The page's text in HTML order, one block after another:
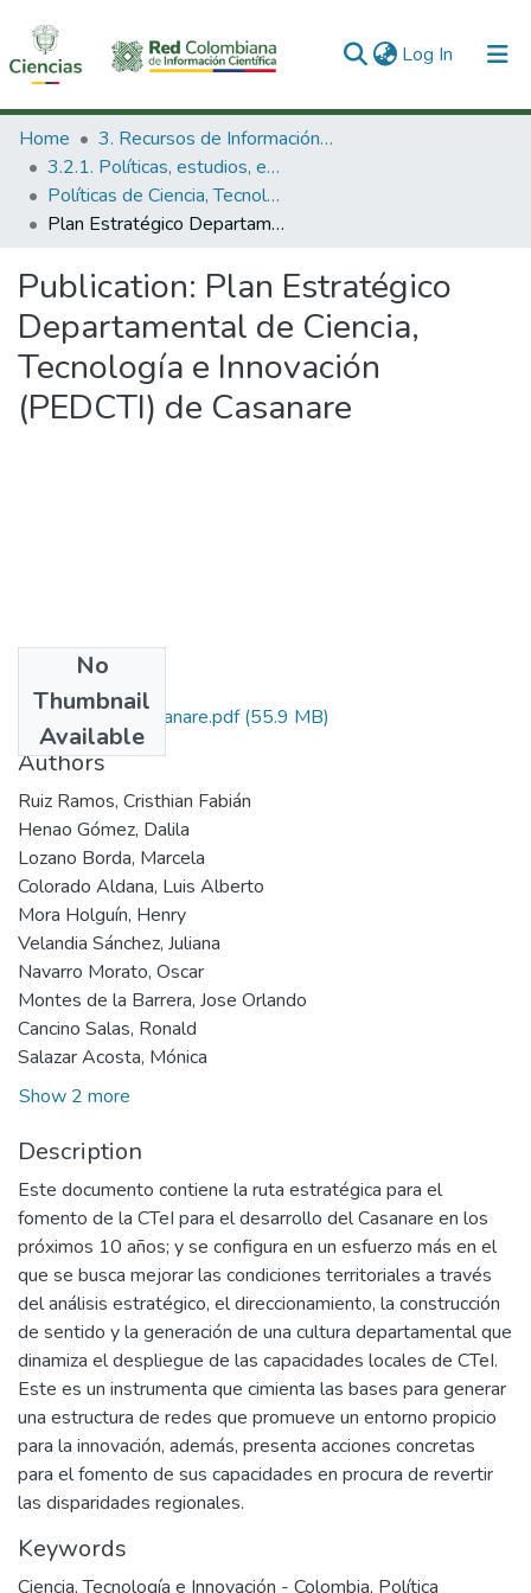
Log In (current)
Communities & Collections
All of DSpace
Statistics
Home
3. Recursos de Información Científica y Tecnológica
3.2.1. Políticas, estudios, evaluaciones e indicadores de CTeI
Políticas de Ciencia, Tecnología e Innovación
Plan Estratégico Departamental de Ciencia, Tecnología e Innovación (PEDCTI) de Casanare
Publication: Plan Estratégico
Departamental de Ciencia,
Tecnología e Innovación
(PEDCTI) de Casanare
No
Thumbnail
Available
232. PEDCTI Casanare.pdf(55.9 MB)
Authors
Ruiz Ramos, Cristhian Fabián
Henao Gómez, Dalila
Lozano Borda, Marcela
Colorado Aldana, Luis Alberto
Mora Holguín, Henry
Velandia Sánchez, Juliana
Navarro Morato, Oscar
Montes de la Barrera, Jose Orlando
Cancino Salas, Ronald
Salazar Acosta, Mónica
Show 2 more
Description
Este documento contiene la ruta estratégica para el
fomento de la CTeI para el desarrollo del Casanare en los
próximos 10 años; y se configura en un esfuerzo más en el
que se busca mejorar las condiciones territoriales a través
del análisis estratégico, el direccionamiento, la construcción
de sentido y la generación de una cultura departamental que
dinamiza el despliegue de las capacidades locales de CTeI.
Este es un instrumenta que cimienta las bases para generar
una estructura de redes que promueve un entorno propicio
para la innovación, además, presenta acciones concretas
para el fomento de sus capacidades en procura de revertir
las disparidades regionales.
Keywords
Ciencia, Tecnología e Innovación - Colombia, Política